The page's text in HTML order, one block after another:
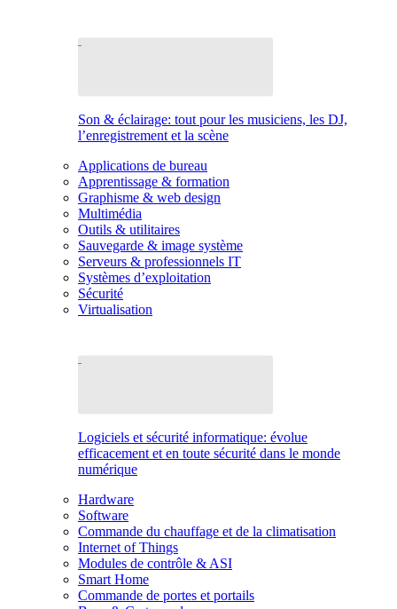
Son & éclairage: tout pour les musiciens, les DJ,
l’enregistrement et la scène
Applications de bureau
Apprentissage & formation
Graphisme & web design
Multimédia
Outils & utilitaires
Sauvegarde & image système
Serveurs & professionnels IT
Systèmes d’exploitation
Sécurité
Virtualisation
Logiciels et sécurité informatique: évolue
efficacement et en toute sécurité dans le monde
numérique
Hardware
Software
Commande du chauffage et de la climatisation
Internet of Things
Modules de contrôle & ASI
Smart Home
Commande de portes et portails